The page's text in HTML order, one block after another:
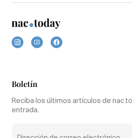
Boletín
Reciba los últimos artículos de
entrada.